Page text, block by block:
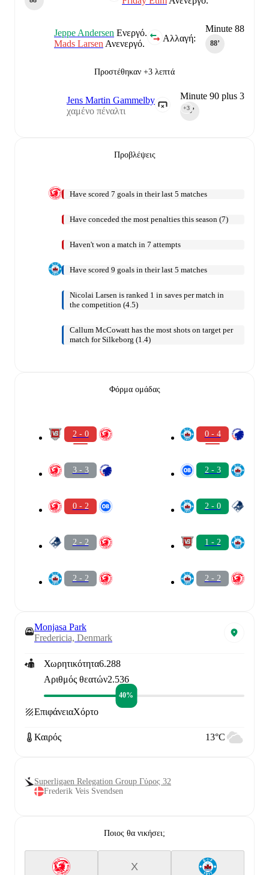
Minute 88
88‎’‎
Αλλαγή:
Jeppe Andersen Ενεργό.
Mads Larsen Ανενεργό.
Προστέθηκαν +3 λεπτά
Minute 90 plus 3
90‎’‎
+3
Jens Martin Gammelby
χαμένο πέναλτι
Προβλέψεις
Have scored 7 goals in their last 5 matches
Have conceded the most penalties this season (7)
Haven't won a match in 7 attempts
Have scored 9 goals in their last 5 matches
Nicolai Larsen is ranked 1 in saves per match in
the competition (4.5)
Callum McCowatt has the most shots on target per
match for Silkeborg (1.4)
Φόρμα ομάδας
2 - 0
3 - 3
0 - 2
2 - 2
2 - 2
0 - 4
2 - 3
2 - 0
1 - 2
2 - 2
Monjasa Park
Fredericia, Denmark
Χωρητικότητα6.288
Αριθμός θεατών2.536
40%
ΕπιφάνειαΧόρτο
Καιρός 13°C
Superligaen Relegation Group Γύρος 32
Frederik Veis Svendsen
Ποιος θα νικήσει;
X